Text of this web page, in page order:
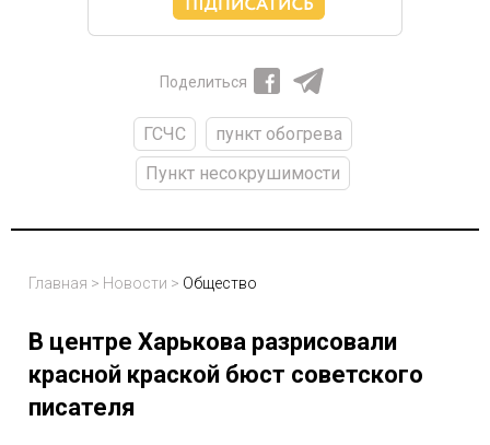
Поделиться
ГСЧС
пункт обогрева
Пункт несокрушимости
Главная > Новости > Общество
В центре Харькова разрисовали
красной краской бюст советского
писателя